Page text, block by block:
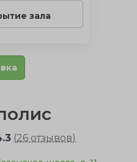
зала
(26 отзывов)